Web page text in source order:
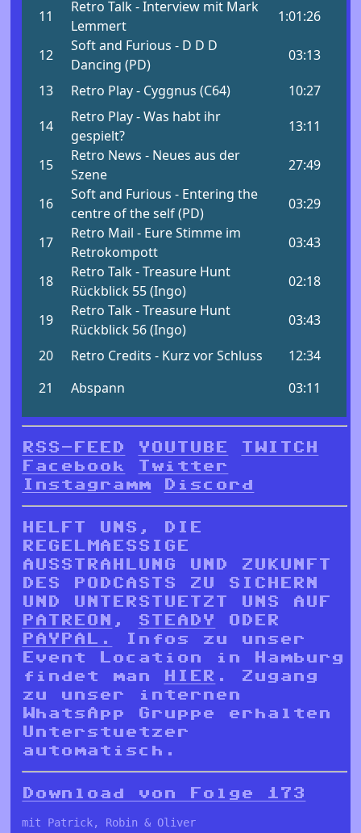
RSS-FEED YOUTUBE
TWITCH
Facebook
Twitter
Instagramm
Discord
HELFT UNS, DIE
REGELMAESSIGE
AUSSTRAHLUNG UND ZUKUNFT
DES PODCASTS ZU SICHERN
UND UNTERSTUETZT UNS AUF
PATREON
, STEADY
ODER
PAYPAL.
Infos zu unser
Event Location in Hamburg
findet man
HIER . Zugang
zu unser internen
WhatsApp Gruppe erhalten
Unterstuetzer
automatisch.
Download von Folge 173
mit Patrick, Robin & Oliver